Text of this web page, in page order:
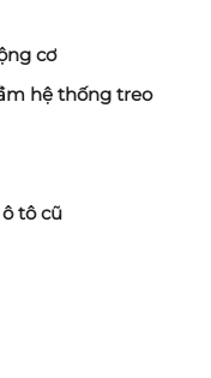
cơ
hệ thống treo
tô cũ